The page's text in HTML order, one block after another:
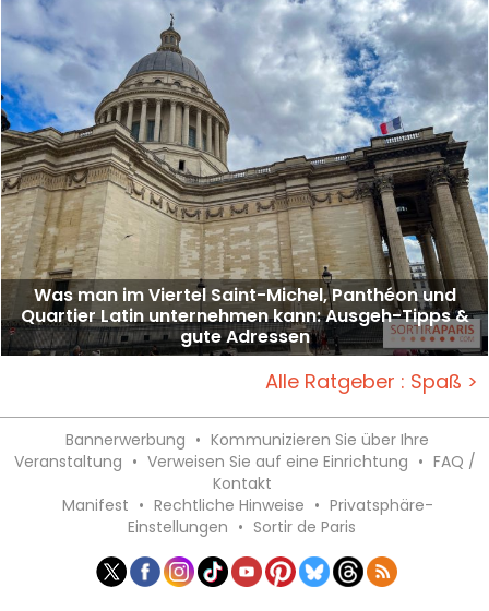
Was man im Viertel Saint-Michel, Panthéon und
Quartier Latin unternehmen kann: Ausgeh-Tipps &
gute Adressen
Alle Ratgeber : Spaß >
Bannerwerbung • Kommunizieren Sie über Ihre
Veranstaltung • Verweisen Sie auf eine Einrichtung • FAQ /
Kontakt
Manifest • Rechtliche Hinweise • Privatsphäre-
Einstellungen • Sortir de Paris